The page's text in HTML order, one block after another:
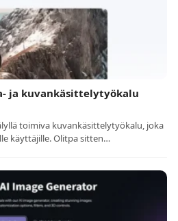
ja kuvankäsittelytyökalu
toimiva kuvankäsittelytyökalu, joka
käyttäjille. Olitpa sitten…